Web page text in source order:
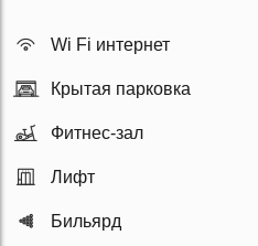
Wi Fi интернет
Крытая парковка
Фитнес-зал
Лифт
Бильярд